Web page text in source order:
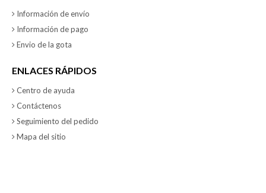
Información de envío
Información de pago
Envio de la gota
ENLACES RÁPIDOS
Centro de ayuda
Contáctenos
Seguimiento del pedido
Mapa del sitio